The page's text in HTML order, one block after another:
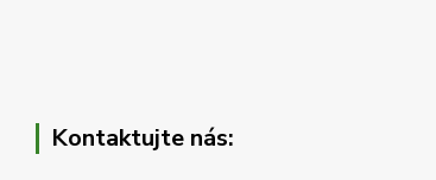
Kontaktujte nás: